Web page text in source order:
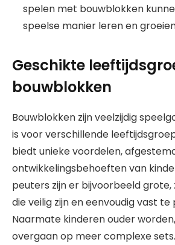
spelen met bouwblokken
speelse manier leren en
Geschikte
bouwblokken
Bouwblokken zijn veelzijdig
is voor verschillende
biedt unieke voordelen,
ontwikkelingsbehoeften van
peuters zijn er bijvoorbeeld
die veilig zijn en eenvoudig vast te
Naarmate kinderen ouder
overgaan op meer complexe